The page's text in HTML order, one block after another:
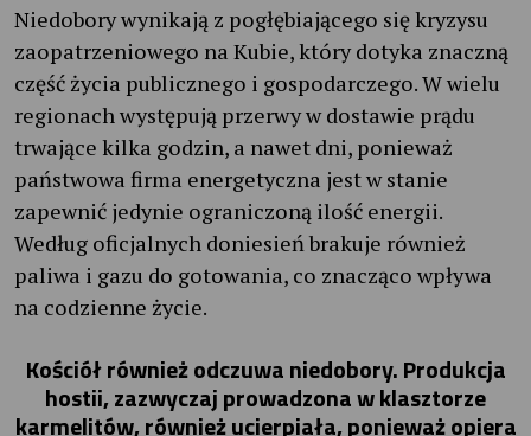
Niedobory wynikają z pogłębiającego się kryzysu
zaopatrzeniowego na Kubie, który dotyka znaczną
część życia publicznego i gospodarczego. W wielu
regionach występują przerwy w dostawie prądu
trwające kilka godzin, a nawet dni, ponieważ
państwowa firma energetyczna jest w stanie
zapewnić jedynie ograniczoną ilość energii.
Według oficjalnych doniesień brakuje również
paliwa i gazu do gotowania, co znacząco wpływa
na codzienne życie.
Kościół również odczuwa niedobory. Produkcja
hostii, zazwyczaj prowadzona w klasztorze
karmelitów, również ucierpiała, ponieważ opiera